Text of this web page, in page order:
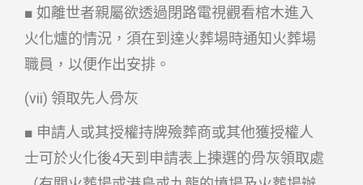
■ 如離世者親屬欲透過閉路電視觀看棺木進入
火化爐的情況，須在到達火葬場時通知火葬場
職員，以便作出安排。
(vii) 領取先人骨灰
■ 申請人或其授權持牌殮葬商或其他獲授權人
士可於火化後4天到申請表上揀選的骨灰領取處